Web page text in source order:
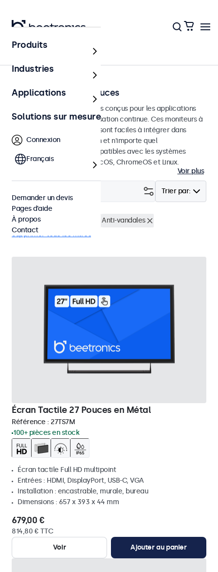
Écrans tactiles
Écrans tactiles 27 pouces
Écrans tactiles de 27 pouces conçus pour les applications
professionnelles et une utilisation continue. Ces moniteurs à
écran tactile de 27 pouces sont faciles à intégrer dans
n'importe quelle application et n'importe quel
environnement et sont compatibles avec les systèmes
d'exploitation Windows, macOS, ChromeOS et Linux.
Voir plus
Trier par:
Écrans tactiles 27 pouces
Anti-vandales
Supprimer tous les filtres
Écran Tactile 27 Pouces en Métal
Référence : 27TS7M
100+ pièces en stock
Écran tactile Full HD multipoint
Entrées : HDMI, DisplayPort, USB-C, VGA
Installation : encastrable, murale, bureau
Dimensions : 657 x 393 x 44 mm
679,00 €
814,80 € TTC
Voir
Ajouter au panier
Produits
Industries
Applications
Solutions sur mesure
Connexion
Français
Demander un devis
Pages d’aide
À propos
Contact